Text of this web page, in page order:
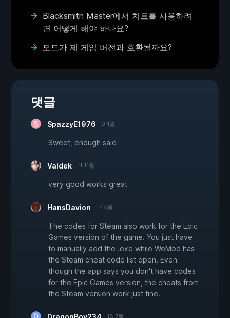
Blacksmith Master에서 치트를 사용하려
면 어떻게 해야 하나요?
모드가 제 게임 버전과 호환될까요?
댓글
SpazzyE1976 9 1월
Sweet, enough said
Valdek 11 11월
very good works great
HansDavion 17 8월
The codes for Steam also work for the Epic
Games version of the game. You just have
to manually add the .exe while WeMod has
the Steam cheat code list open. Even
though the app says you don't have codes
for the Epic Games version, the cheats from
the Steam version work just fine.